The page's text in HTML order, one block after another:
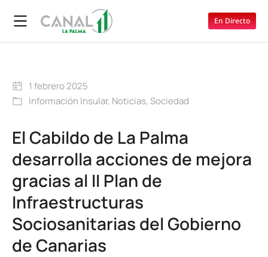
En Directo
1 febrero 2025
Información Insular, Noticias, Sociedad
El Cabildo de La Palma
desarrolla acciones de mejora
gracias al II Plan de
Infraestructuras
Sociosanitarias del Gobierno
de Canarias